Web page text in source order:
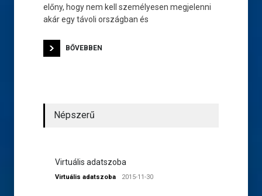
előny, hogy nem kell személyesen megjelenni
akár egy távoli országban és
BŐVEBBEN
Népszerű
Virtuális adatszoba
Virtuális adatszoba 2015-11-30